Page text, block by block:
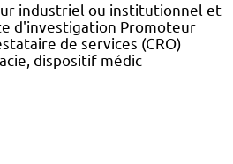
industriel ou institutionnel et
d'investigation Promoteur
de services (CRO)
dispositif médic